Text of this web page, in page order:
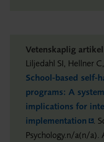
Vetenskaplig artikel
Liljedahl SI, Hellner
School-based self-
programs: A
implications for
implementation .
Psychology.n/a(n/a).